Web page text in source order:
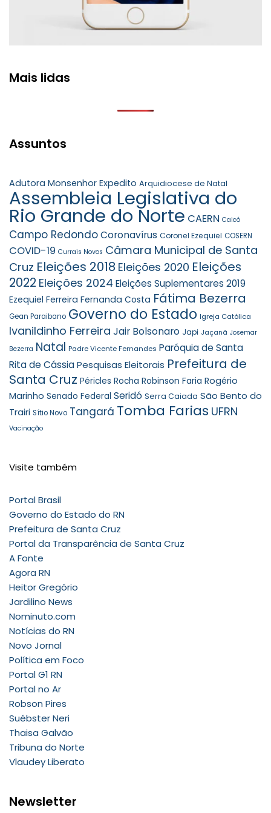
Mais lidas
Assuntos
Adutora Monsenhor Expedito Arquidiocese de Natal
Assembleia Legislativa do
Rio Grande do Norte CAERN Caicó
Campo RedondoCoronavírus Coronel Ezequiel COSERN
COVID-19 Currais Novos Câmara Municipal de Santa
Cruz Eleições 2018 Eleições 2020 Eleições
2022 Eleições 2024 Eleições Suplementares 2019
Ezequiel Ferreira Fernanda Costa Fátima Bezerra
Gean Paraibano Governo do Estado Igreja Católica
Ivanildinho Ferreira Jair Bolsonaro Japi Jaçanã Josemar
Bezerra Natal Padre Vicente Fernandes Paróquia de Santa
Rita de CássiaPesquisas Eleitorais Prefeitura de
Santa Cruz Péricles Rocha Robinson Faria Rogério
Marinho Senado Federal Seridó Serra Caiada São Bento do
Trairi Sítio Novo Tangará Tomba Farias UFRN
Vacinação
Visite também
Portal Brasil
Governo do Estado do RN
Prefeitura de Santa Cruz
Portal da Transparência de Santa Cruz
A Fonte
Agora RN
Heitor Gregório
Jardilino News
Nominuto.com
Notícias do RN
Novo Jornal
Política em Foco
Portal G1 RN
Portal no Ar
Robson Pires
Suébster Neri
Thaisa Galvão
Tribuna do Norte
Vlaudey Liberato
Newsletter